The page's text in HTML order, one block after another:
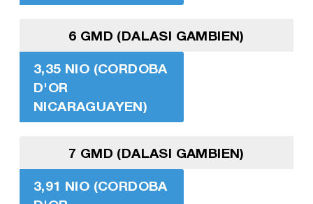
6 GMD (DALASI GAMBIEN)
3,35 NIO (CORDOBA
D'OR
NICARAGUAYEN)
7 GMD (DALASI GAMBIEN)
3,91 NIO (CORDOBA